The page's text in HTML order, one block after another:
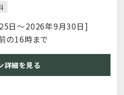
日～2026年9月30日]
の16時まで
詳細を見る